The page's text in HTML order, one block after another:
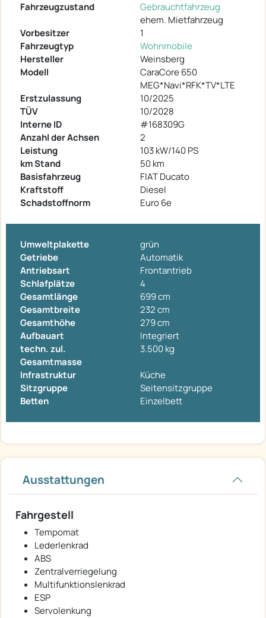
Fahrzeugzustand
Gebrauchtfahrzeug
ehem. Mietfahrzeug
Vorbesitzer
1
Fahrzeugtyp
Wohnmobile
Hersteller
Weinsberg
Modell
CaraCore 650
MEG*Navi*RFK*TV*LTE
Erstzulassung
10/2025
TÜV
10/2028
Interne ID
#168309G
Anzahl der Achsen
2
Leistung
103 kW/140 PS
km Stand
50 km
Basisfahrzeug
FIAT Ducato
Kraftstoff
Diesel
Schadstoffnorm
Euro 6e
Umweltplakette
grün
Getriebe
Automatik
Antriebsart
Frontantrieb
Schlafplätze
4
Gesamtlänge
699 cm
Gesamtbreite
232 cm
Gesamthöhe
279 cm
Aufbauart
Integriert
techn. zul.
Gesamtmasse
3.500 kg
Infrastruktur
Küche
Sitzgruppe
Seitensitzgruppe
Betten
Einzelbett
Ausstattungen
Fahrgestell
Tempomat
Lederlenkrad
ABS
Zentralverriegelung
Multifunktionslenkrad
ESP
Servolenkung